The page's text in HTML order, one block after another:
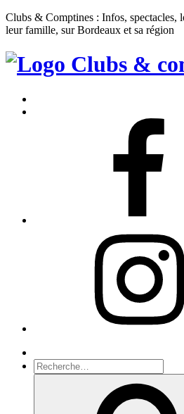
Clubs & Comptines : Infos, spectacles,
leur famille, sur Bordeaux et sa région
Clubs
Comptines
Recherche
pour